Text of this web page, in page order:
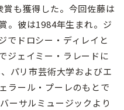
も獲得した。今回佐藤は
。彼は1984年生まれ。ジ
でドロシー・ディレイと
ジェイミー・ラレードに
パリ市芸術大学およびエ
ラール・プーレのもとで
ーサルミュージックより